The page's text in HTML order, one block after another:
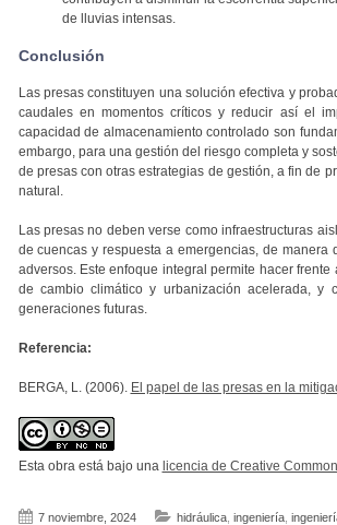
de lluvias intensas.
Conclusión
Las presas constituyen una solución efectiva y
caudales en momentos críticos y reducir así el
capacidad de almacenamiento controlado son
embargo, para una gestión del riesgo completa y
de presas con otras estrategias de gestión, a fin de
natural.
Las presas no deben verse como infraestructuras
de cuencas y respuesta a emergencias, de
adversos. Este enfoque integral permite hacer
de cambio climático y urbanización acelerada,
generaciones futuras.
Referencia:
BERGA, L. (2006). El papel de las presas en la
Esta obra está bajo una licencia de Creative
7 noviembre, 2024 hidráulica, ingeniería,